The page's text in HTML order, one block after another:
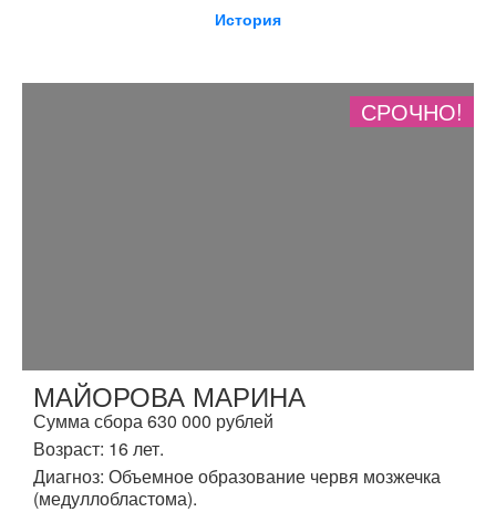
История
СРОЧНО!
МАЙОРОВА МАРИНА
Сумма сбора 630 000 рублей
Возраст: 16 лет.
Диагноз: Объемное образование червя мозжечка
(медуллобластома).